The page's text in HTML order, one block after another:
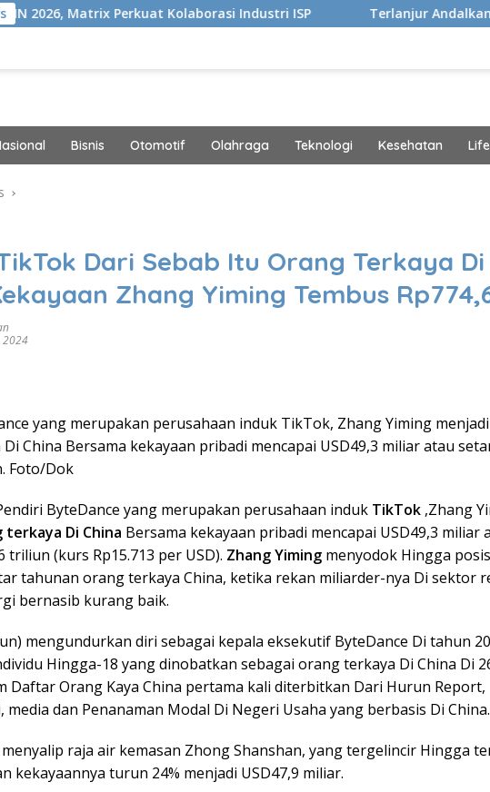
Kolaborasi Industri ISP Terlanjur Andalkan AI, Pria Ini Kaget
Bisnis Otomotif Olahraga Teknologi Kesehatan
Dari Sebab Itu Orang Terkaya Di
Zhang Yiming Tembus
2024
yang merupakan perusahaan induk TikTok, Zhang Yiming menjadi
China Bersama kekayaan pribadi mencapai USD49,3 miliar atau
Foto/Dok
ByteDance yang merupakan perusahaan induk TikTok ,Zhang
terkaya Di China Bersama kekayaan pribadi mencapai USD49,3 miliar
triliun (kurs Rp15.713 per USD). Zhang Yiming menyodok Hingga
tahunan orang terkaya China, ketika rekan miliarder-nya Di sektor
bernasib kurang baik.
mengundurkan diri sebagai kepala eksekutif ByteDance Di tahun
Hingga-18 yang dinobatkan sebagai orang terkaya Di China Di
Daftar Orang Kaya China pertama kali diterbitkan Dari Hurun Report,
media dan Penanaman Modal Di Negeri Usaha yang berbasis Di China.
raja air kemasan Zhong Shanshan, yang tergelincir Hingga
kekayaannya turun 24% menjadi USD47,9 miliar.